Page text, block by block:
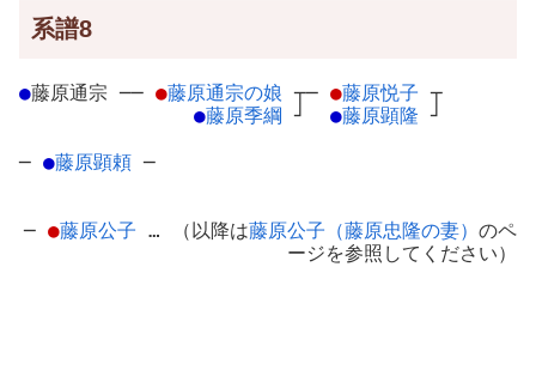
系譜8
●藤原通宗 ── ●藤原通宗の娘 ┬
●藤原季綱 ┘
─ ●藤原悦子 ┬
●藤原顕隆 ┘
─ ●藤原顕頼 ─
─ ●藤原公子 … （以降は藤原公子（藤原忠隆の妻） のペ
ージを参照してください）